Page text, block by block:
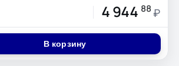
4 944 88 ₽
В корзину